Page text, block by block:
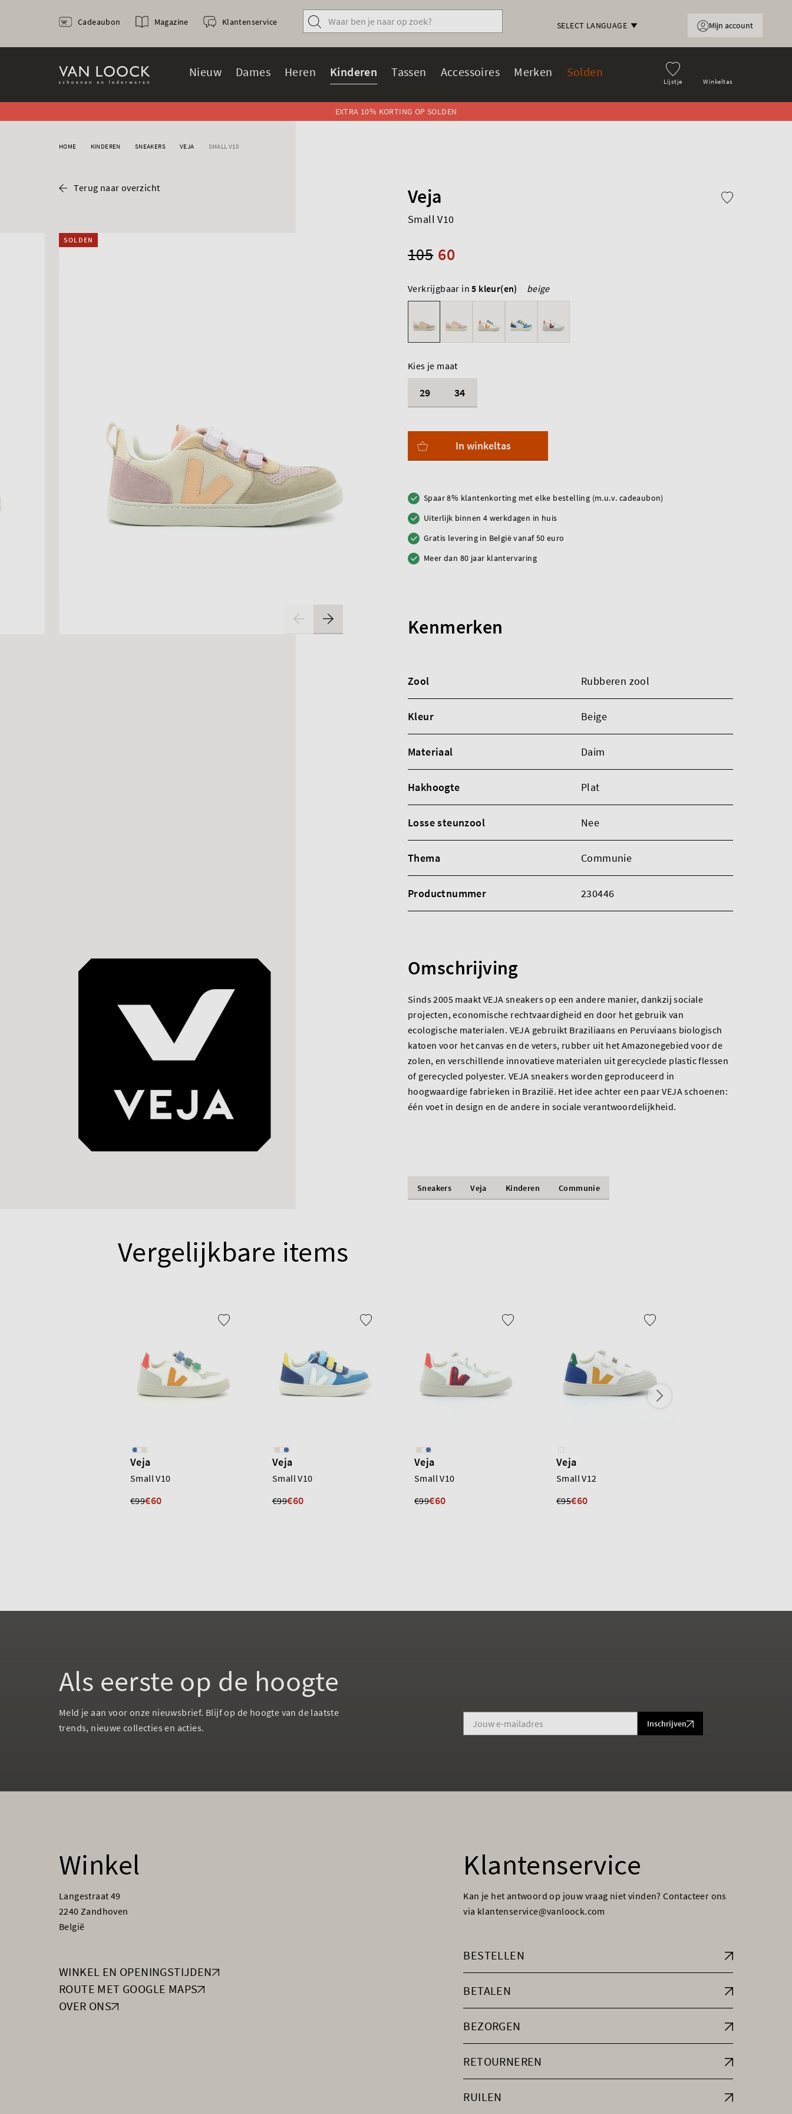
SELECT LANGUAGE
Lijstje Winkeltas
Nieuw Dames Heren Kinderen Tassen Accessoires Merken Solden
Cadeaubon Magazine Klantenservice Mijn account
EXTRA 10% KORTING OP SOLDEN
HOME KINDEREN SNEAKERS VEJA SMALL V10
Terug naar overzicht
SOLDEN
Veja
Small V10
60
105
Verkrijgbaar in5 kleur(en) beige
Kies je maat
29 34
In winkeltas
Spaar 8% klantenkorting met elke bestelling (m.u.v. cadeaubon)
Uiterlijk binnen 4 werkdagen in huis
Gratis levering in België vanaf 50 euro
Meer dan 80 jaar klantervaring
Kenmerken
Zool Rubberen zool
Kleur Beige
Materiaal Daim
Hakhoogte Plat
Losse steunzool Nee
Thema Communie
Productnummer 230446
Omschrijving
Sinds 2005 maakt VEJA sneakers op een andere manier, dankzij sociale
projecten, economische rechtvaardigheid en door het gebruik van
ecologische materialen. VEJA gebruikt Braziliaans en Peruviaans biologisch
katoen voor het canvas en de veters, rubber uit het Amazonegebied voor de
zolen, en verschillende innovatieve materialen uit gerecyclede plastic flessen
of gerecycled polyester. VEJA sneakers worden geproduceerd in
hoogwaardige fabrieken in Brazilië. Het idee achter een paar VEJA schoenen:
één voet in design en de andere in sociale verantwoordelijkheid.
Sneakers Veja Kinderen Communie
Vergelijkbare items
Veja
Small V10
€99€60
Veja
Small V10
€99€60
Veja
Small V10
€99€60
Veja
Small V12
€95€60
Als eerste op de hoogte
Meld je aan voor onze nieuwsbrief. Blijf op de hoogte van de laatste
trends, nieuwe collecties en acties.
Inschrijven
Winkel
Langestraat 49
2240 Zandhoven
België
WINKEL EN OPENINGSTIJDEN
ROUTE MET GOOGLE MAPS
OVER ONS
Klantenservice
Kan je het antwoord op jouw vraag niet vinden? Contacteer ons
via klantenservice@vanloock.com
BESTELLEN
BETALEN
BEZORGEN
RETOURNEREN
RUILEN